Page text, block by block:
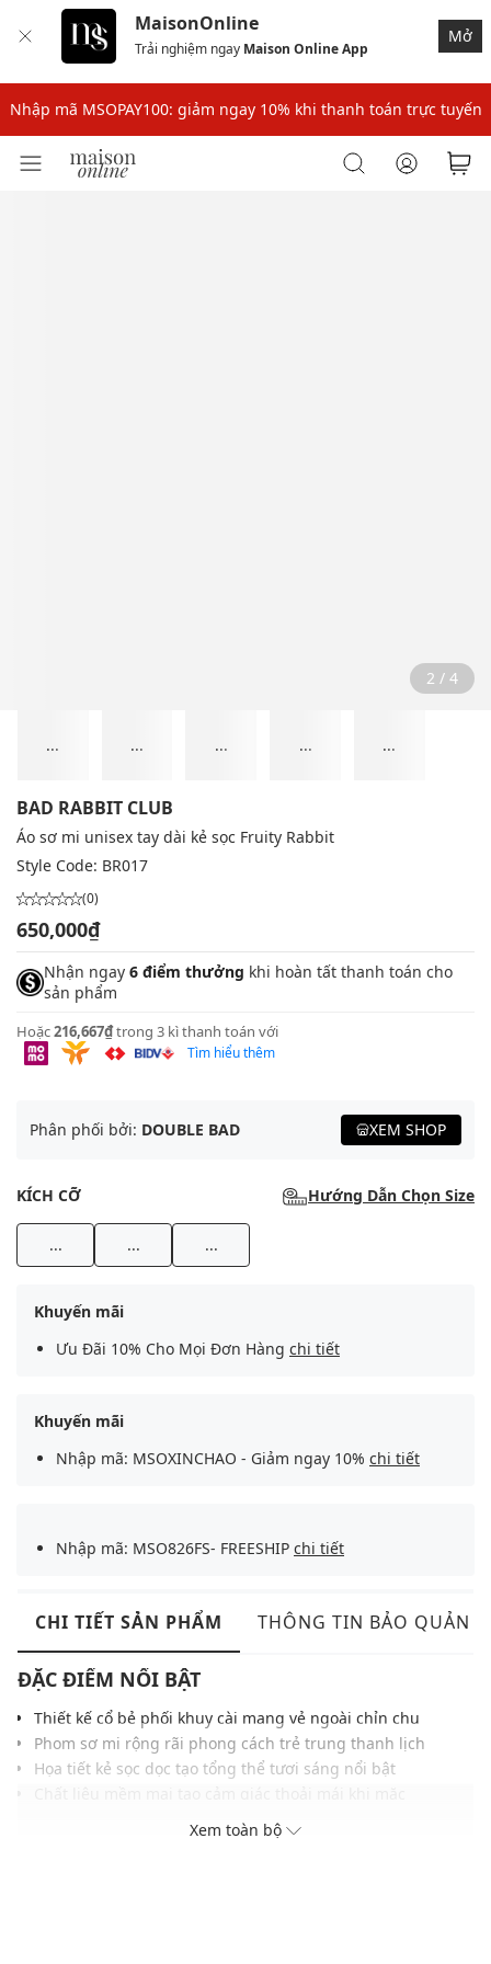
MaisonOnline
Trải nghiệm ngay Maison Online App
Mở
Nhập mã: MSOXINCHAO - Giảm 10% đơn đầu cho thành viên mới!
Nhập mã MSOPAY100: giảm ngay 10% khi thanh toán trực tuyến
Nhập mã: MSOXINCHAO - Giảm 10% đơn đầu cho thành viên mới!
2 / 4
... ... ... ... ...
BAD RABBIT CLUB
Áo sơ mi unisex tay dài kẻ sọc Fruity Rabbit
Style Code: BR017
(0)
650,000₫
Nhận ngay 6 điểm thưởng khi hoàn tất thanh toán cho
sản phẩm
Hoặc216,667₫trong 3 kì thanh toán với
Tìm hiểu thêm
Phân phối bởi: DOUBLE BAD XEM SHOP
KÍCH CỠ Hướng Dẫn Chọn Size
... ... ...
Khuyến mãi
Ưu Đãi 10% Cho Mọi Đơn Hàng chi tiết
Khuyến mãi
Nhập mã: MSOXINCHAO - Giảm ngay 10% chi tiết
Nhập mã: MSO826FS- FREESHIP chi tiết
CHI TIẾT SẢN PHẨM THÔNG TIN BẢO QUẢN
ĐẶC ĐIỂM NỔI BẬT
Thiết kế cổ bẻ phối khuy cài mang vẻ ngoài chỉn chu
Phom sơ mi rộng rãi phong cách trẻ trung thanh lịch
Họa tiết kẻ sọc dọc tạo tổng thể tươi sáng nổi bật
Logo thêu trước ngực tạo điểm nhấn tinh tế thu hút
Phối phụ kiện thỏ bông tăng nét đáng yêu và nổi bật
Xem toàn bộ